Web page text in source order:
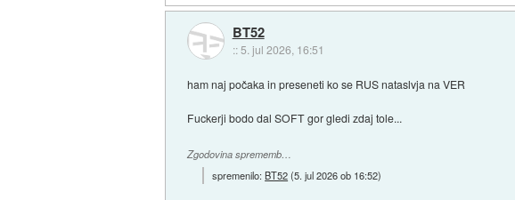
BT52
:: 5. jul 2026, 16:51
ham naj počaka in preseneti ko se RUS nataslvja na VER
Fuckerji bodo dal SOFT gor gledi zdaj tole...
Zgodovina sprememb…
spremenilo:BT52(5. jul 2026 ob 16:52)